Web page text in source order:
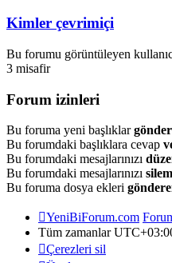
Kimler çevrimiçi
Bu forumu görüntüleyen
3 misafir
Forum izinleri
Bu foruma yeni başlıklar
Bu forumdaki başlıklara cevap
Bu forumdaki mesajlarınızı
Bu forumdaki mesajlarınızı
Bu foruma dosya ekleri
YeniBiForum.com
Tüm zamanlar
Çerezleri sil